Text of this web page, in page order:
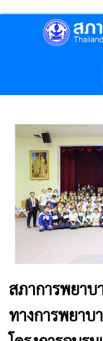
สภาการพยา
ทางการพยาบ